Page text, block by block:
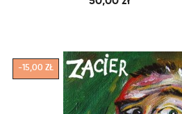
-15,00 ZŁ